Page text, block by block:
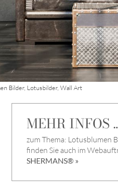
Bilder, Lotusbilder, Wall Art
MEHR INFOS
zum Thema: Lotusblumen
finden Sie auch im
SHERMANS® »